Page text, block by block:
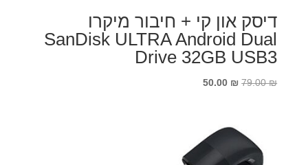
דיסק און קי + חיבור מיקרו
SanDisk ULTRA Android Dual
Drive 32GB USB3
79.00₪
המחיר
79.00 ₪.
50.00 ₪
המחיר